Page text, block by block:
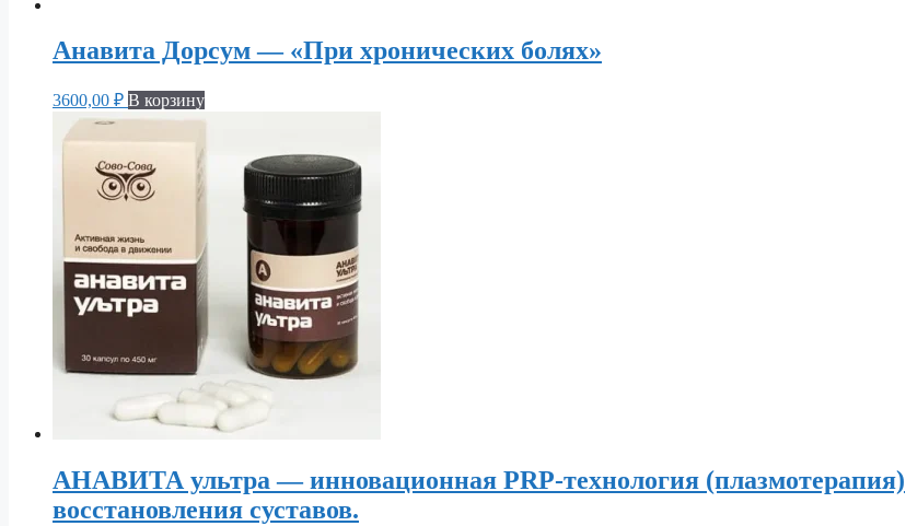
Анавита Дорсум — «При хронических болях»
3600,00 ₽ В корзину
АНАВИТА ультра — инновационная PRP-технология (плазмотерапия)
восстановления суставов.